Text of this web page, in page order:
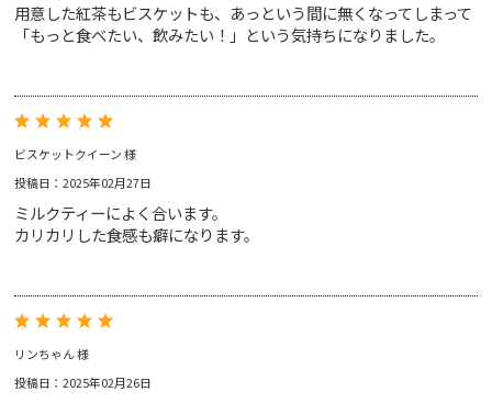
用意した紅茶もビスケットも、あっという間に無くなってしまって
「もっと食べたい、飲みたい！」という気持ちになりました。
ビスケットクイーン 様
投稿日：2025年02月27日
ミルクティーによく合います。
カリカリした食感も癖になります。
リンちゃん 様
投稿日：2025年02月26日